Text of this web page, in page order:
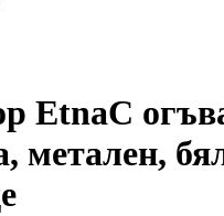
EtnaС
метален,